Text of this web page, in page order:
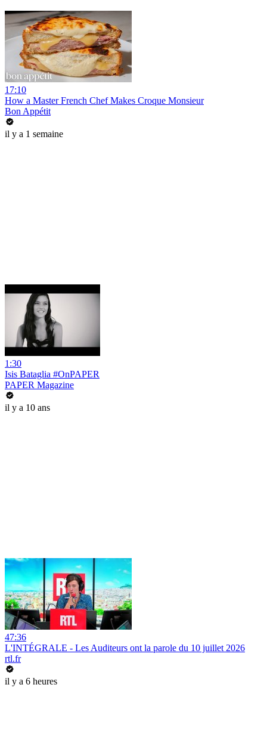
17:10
How a Master French Chef Makes Croque Monsieur
Bon Appétit
il y a 1 semaine
1:30
Isis Bataglia #OnPAPER
PAPER Magazine
il y a 10 ans
47:36
L'INTÉGRALE - Les Auditeurs ont la parole du 10 juillet 2026
rtl.fr
il y a 6 heures